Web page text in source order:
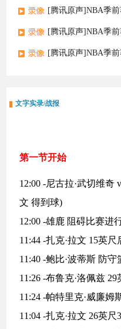
[腾讯原声]NBA季
[腾讯原声]NBA季
[腾讯原声]NBA季
文字实录/战报
第一节开始
12:00 -尼古拉·武切维奇
文 得到球)
12:00 -雄鹿 阻碍比赛进
11:44 -扎克·拉文 15英
11:40 -鲍比·波蒂斯 防守
11:26 -布鲁克·洛佩兹
11:24 -帕特里克·威廉姆
11:04 -扎克·拉文 26英尺